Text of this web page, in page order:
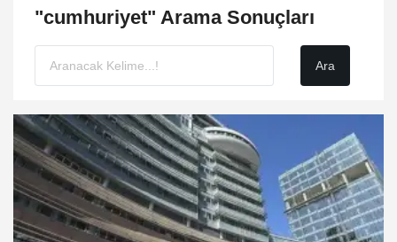
"cumhuriyet" Arama Sonuçları